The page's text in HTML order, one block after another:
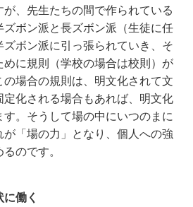
が、先生たちの間で作られている
ズボン派と長ズボン派（生徒に任
ボン派に引っ張られていき、そ
に規則（学校の場合は校則）が
場合の規則は、明文化されて文
化される場合もあれば、明文化
す。そうして場の中にいつのまに
「場の力」となり、個人への強
のです。
に働く